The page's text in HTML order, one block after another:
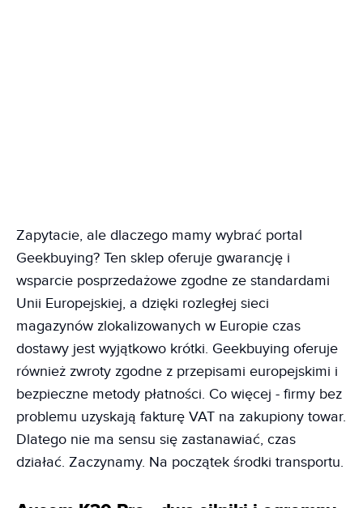
Zapytacie, ale dlaczego mamy wybrać portal
Geekbuying? Ten sklep oferuje gwarancję i
wsparcie posprzedażowe zgodne ze standardami
Unii Europejskiej, a dzięki rozległej sieci
magazynów zlokalizowanych w Europie czas
dostawy jest wyjątkowo krótki. Geekbuying oferuje
również zwroty zgodne z przepisami europejskimi i
bezpieczne metody płatności. Co więcej - firmy bez
problemu uzyskają fakturę VAT na zakupiony towar.
Dlatego nie ma sensu się zastanawiać, czas
działać. Zaczynamy. Na początek środki transportu.